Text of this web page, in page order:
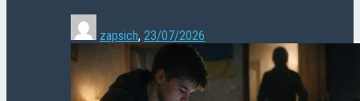
zapsich, 23/07/2026